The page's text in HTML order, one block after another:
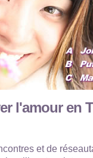
l'amour en
et de